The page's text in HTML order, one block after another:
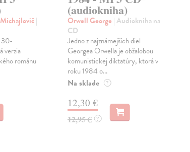
|
30-
verzia
románu
(audiokniha)
Orwell George | Audiokniha na
CD
Jedno z najznámejších diel
Georgea Orwella je obžalobou
komunistickej diktatúry, ktorá v
roku 1984 o...
Na sklade ?
12,30 €
12,95 € ?